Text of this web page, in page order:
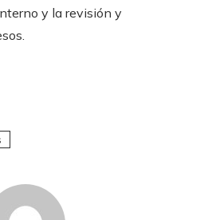
y la revisión y